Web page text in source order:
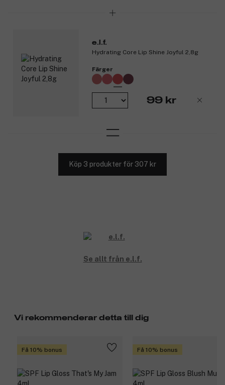
e.l.f.
Hydrating Core Lip Shine Joyful 2,8g
Färger
99 kr
Köp 3 produkter för 307 kr
Se allt från e.l.f.
Vi rekommenderar detta till dig
Få 10% bonus Få 10% bonus